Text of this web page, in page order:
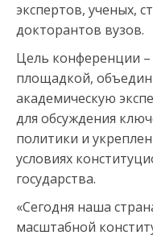
экспертов, ученых,
докторантов вузов.
Цель конференции
площадкой,
академическую
для обсуждения
политики и
условиях
государства.
«Сегодня наша
масштабной